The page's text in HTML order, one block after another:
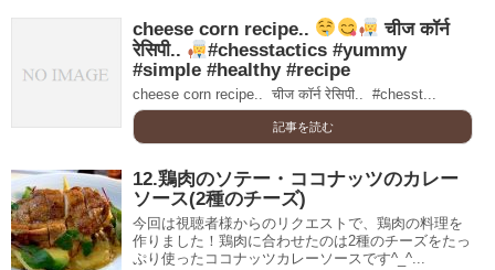
cheese corn recipe..
चीज कॉर्न
रेसिपी..
#chesstactics #yummy
#simple #healthy #recipe
cheese corn recipe.. ‍ चीज कॉर्न रेसिपी.. ‍ #chesst...
記事を読む
12.鶏肉のソテー・ココナッツのカレー
ソース(2種のチーズ)
今回は視聴者様からのリクエストで、鶏肉の料理を
作りました！鶏肉に合わせたのは2種のチーズをたっ
ぷり使ったココナッツカレーソースです^_^...